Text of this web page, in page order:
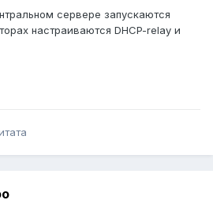
сервере запускаются
настраиваются DHCP-relay и